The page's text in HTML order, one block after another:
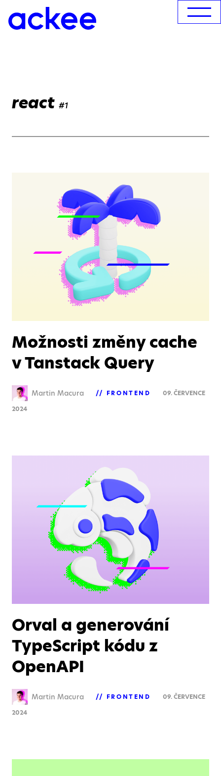
react #1
Možnosti změny cache
v Tanstack Query
Martin Macura FRONTEND
09. ČERVENCE
2024
Orval a generování
TypeScript kódu z
OpenAPI
Martin Macura FRONTEND
09. ČERVENCE
2024